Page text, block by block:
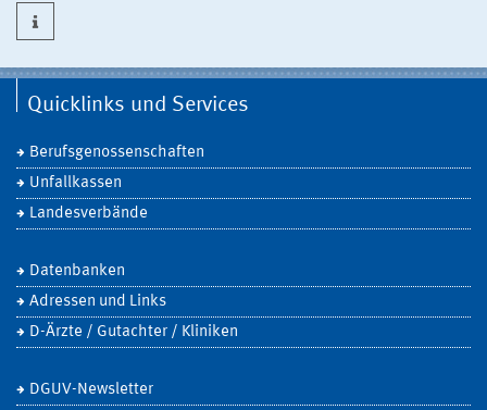
Quicklinks und Services
Berufsgenossenschaften
Unfallkassen
Landesverbände
Datenbanken
Adressen und Links
D-Ärzte / Gutachter / Kliniken
DGUV-Newsletter